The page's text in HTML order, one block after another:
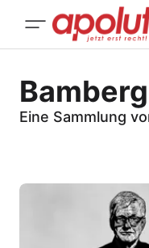
Eine Sammlung